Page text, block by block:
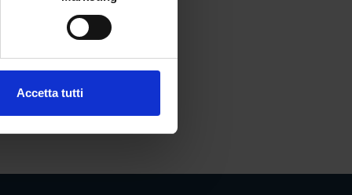
Accetta tutti